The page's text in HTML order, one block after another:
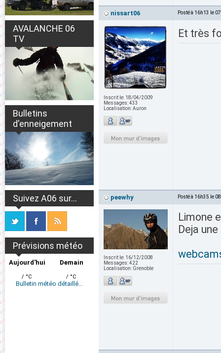
AVALANCHE 06
TV
Bulletins
d'enneigement
Suivez A06 sur...
Prévisions météo
Aujourd'hui
/ °C
Demain
/ °C
Bulletin météo détaillé...
nissart06 Posté à 16h13 le
Inscrit le: 18/04/2009
Messages:433
Localisation:Auron
Et très
peewhy Posté à 16h35 le
Inscrit le: 16/12/2008
Messages:422
Localisation: Grenoble
Limone
Deja